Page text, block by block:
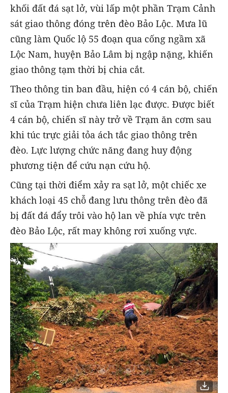
khối đất đá sạt lở, vùi lấp một phần Trạm Cảnh
sát giao thông đóng trên đèo Bảo Lộc. Mưa lũ
cũng làm Quốc lộ 55 đoạn qua cống ngầm xã
Lộc Nam, huyện Bảo Lâm bị ngập nặng, khiến
giao thông tạm thời bị chia cắt.
Theo thông tin ban đầu, hiện có 4 cán bộ, chiến
sĩ của Trạm hiện chưa liên lạc được. Được biết
4 cán bộ, chiến sĩ này trở về Trạm ăn cơm sau
khi túc trực giải tỏa ách tắc giao thông trên
đèo. Lực lượng chức năng đang huy động
phương tiện để cứu nạn cứu hộ.
Cũng tại thời điểm xảy ra sạt lở, một chiếc xe
khách loại 45 chỗ đang lưu thông trên đèo đã
bị đất đá đẩy trôi vào hộ lan về phía vực trên
đèo Bảo Lộc, rất may không rơi xuống vực.